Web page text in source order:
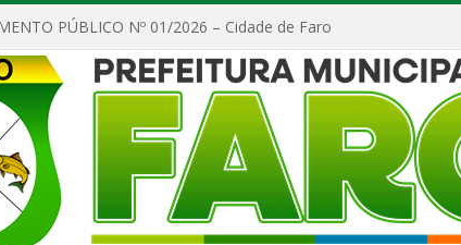
PÚBLICO Nº 01/2026 – Cidade de Faro